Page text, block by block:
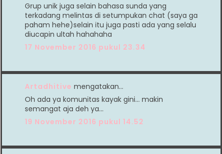
Grup unik juga selain bahasa sunda yang
terkadang melintas di setumpukan chat (saya ga
paham hehe)selain itu juga pasti ada yang selalu
diucapin ultah hahahaha
17 November 2016 pukul 23.34
Artadhitive mengatakan…
Oh ada ya komunitas kayak gini... makin
semangat aja deh ya...
19 November 2016 pukul 14.52